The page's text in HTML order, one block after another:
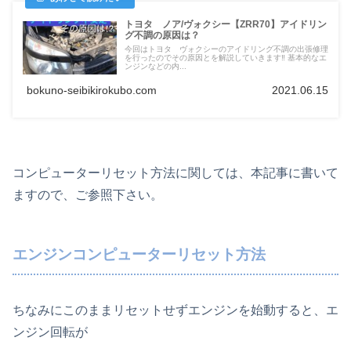
トヨタ ノア/ヴォクシー【ZRR70】アイドリン
グ不調の原因は？
今回はトヨタ ヴォクシーのアイドリング不調の出張修理
を行ったのでその原因とを解説していきます‼ 基本的なエ
ンジンなどの内...
bokuno-seibikirokubo.com 2021.06.15
コンピューターリセット方法に関しては、本記事に書いて
ますので、ご参照下さい。
エンジンコンピューターリセット方法
ちなみにこのままリセットせずエンジンを始動すると、エ
ンジン回転が